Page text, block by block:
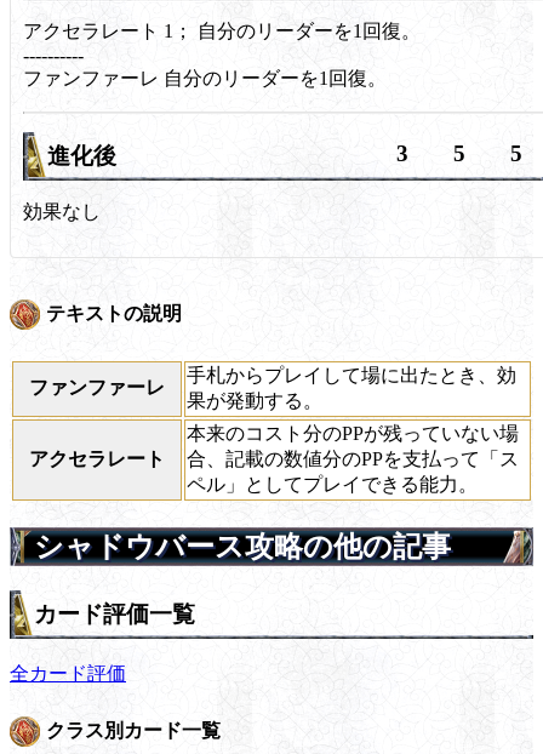
アクセラレート 1；
自分のリーダーを1回復。
----------
ファンファーレ 自分のリーダーを1回復。
進化後 3 5 5
効果なし
テキストの説明
ファンファーレ
手札からプレイして場に出たとき、効
果が発動する。
アクセラレート
本来のコスト分のPPが残っていない場
合、記載の数値分のPPを支払って「ス
ペル」としてプレイできる能力。
シャドウバース攻略の他の記事
カード評価一覧
全カード評価
クラス別カード一覧